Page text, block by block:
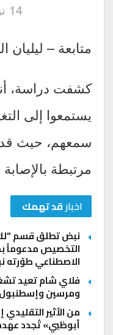
14 نوفمبر، 2022
متابعة – ليليان
كشفت دراسة،
يستمعوا إلى
سمعهم، حيث
مرتبطة
اخبارقد تهمك
نبض تطلق قسم
التخصيص مدعوماً
الاصطناعي طوّرته
فلاي شام تعيد
ومرسين وإسطنبول
من الأثير
أبوظبي» تُجدد